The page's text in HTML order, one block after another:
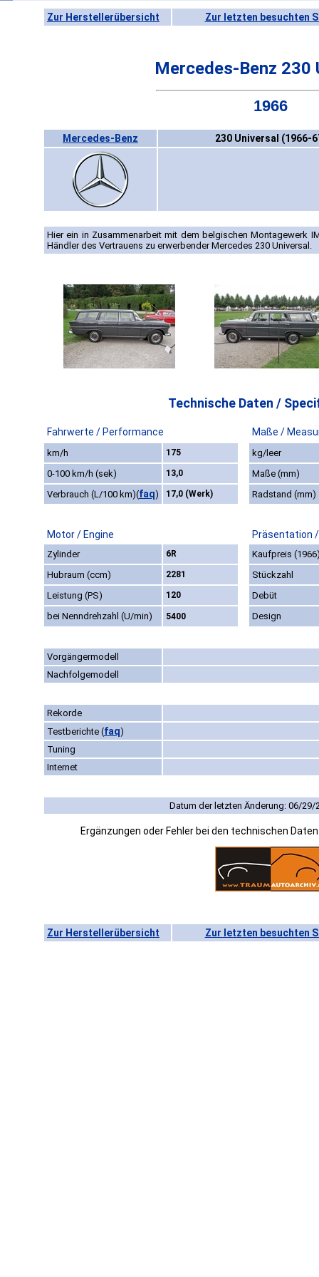
Zur Herstellerübersicht Zur letzten besuchten
Mercedes-Benz 230
1966
Mercedes-Benz 230 Universal (1966-
Hier ein in Zusammenarbeit mit dem belgischen Montagewerk
Händler des Vertrauens zu erwerbender Mercedes 230 Universal.
Technische Daten /
Fahrwerte / Performance Maße /
km/h 175
kg/leer
0-100 km/h (sek)
13,0
Maße (mm)
Verbrauch (L/100 km)(faq) 17,0 (Werk) Radstand (mm)
Motor / Engine Präsentation
Zylinder 6R
Kaufpreis
Hubraum (ccm)
2281
Stückzahl
Leistung (PS)
120
Debüt
bei Nenndrehzahl (U/min)
5400 Design
Vorgängermodell
Nachfolgemodell
Rekorde
Testberichte (faq)
Tuning
Internet
Datum der letzten Änderung: 06/29/
Ergänzungen oder Fehler bei den technischen
Zur Herstellerübersicht Zur letzten besuchten